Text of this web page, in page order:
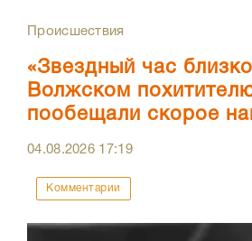
Происшествия
«Звездный час
Волжском
пообещали скорое
04.08.2026 17:19
Комментарии